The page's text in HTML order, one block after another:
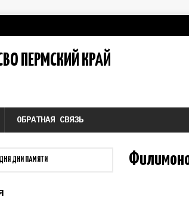
ПЕРМСКИЙ КРАЙ
ОБРАТНАЯ СВЯЗЬ
ДНИ ПАМЯТИ